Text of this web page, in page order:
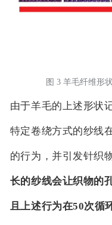
图 3 羊毛纤维形
由于羊毛的上述形状
特定卷绕方式的纱线
的行为，并引发针织
长的纱线会让织物的
且上述行为在50次循